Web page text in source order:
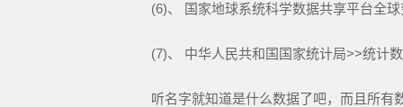
(6)、 国家地球系统科学数据共享平台全球
(7)、 中华人民共和国国家统计局>>统计
听名字就知道是什么数据了吧，而且所有数